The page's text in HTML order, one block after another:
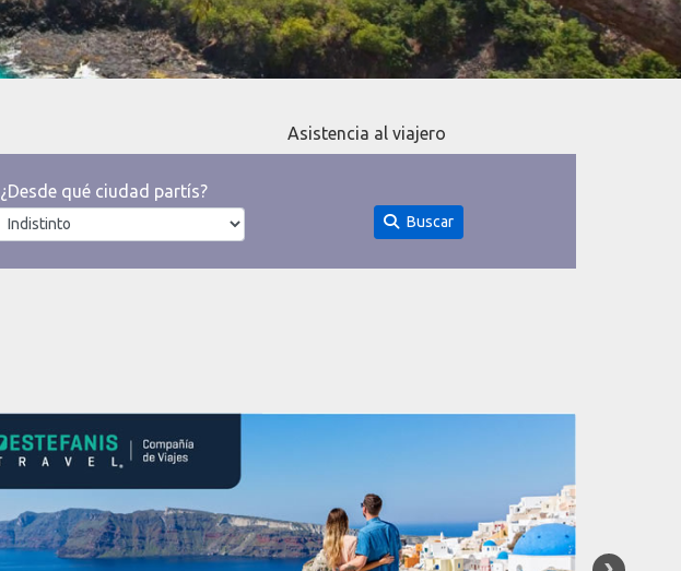
Asistencia al viajero
¿Desde qué ciudad partís?
Buscar